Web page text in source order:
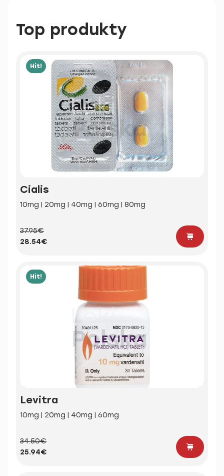
Top produkty
Hit!
Cialis
10mg | 20mg | 40mg | 60mg | 80mg
37.95€
28.54€
Hit!
Levitra
10mg | 20mg | 40mg | 60mg
34.50€
25.94€